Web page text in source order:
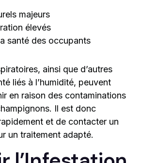
majeurs
élevés
santé des occupants
ainsi que d’autres
liés à l’humidité, peuvent
en raison des contaminations
Il est donc
et de contacter un
un traitement adapté.